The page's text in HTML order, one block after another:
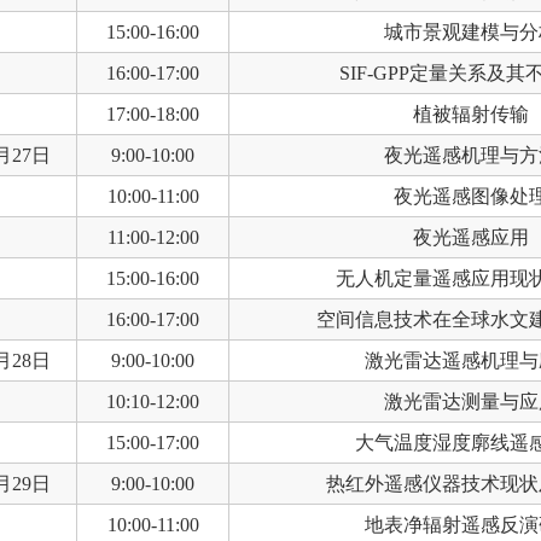
15:00-16:00
城市景观建模与
16:00-17:00
SIF-GPP定量关系及其
17:00-18:00
植被辐射传输
27日
9:00-10:00
夜光遥感机理与
10:00-11:00
夜光遥感图像处
11:00-12:00
夜光遥感应用
15:00-16:00
无人机定量遥感应用现
16:00-17:00
空间信息技术在全球水文
28日
9:00-10:00
激光雷达遥感机理
10:10-12:00
激光雷达测量与
15:00-17:00
大气温度湿度廓线遥
29日
9:00-10:00
热红外遥感仪器技术现
10:00-11:00
地表净辐射遥感反